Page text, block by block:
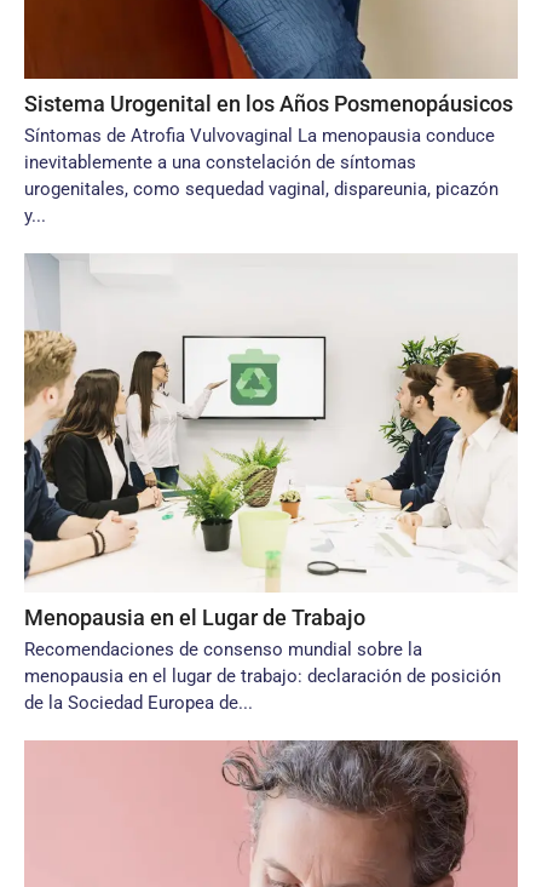
Sistema Urogenital en los Años Posmenopáusicos
Síntomas de Atrofia Vulvovaginal La menopausia conduce
inevitablemente a una constelación de síntomas
urogenitales, como sequedad vaginal, dispareunia, picazón
y...
Menopausia en el Lugar de Trabajo
Recomendaciones de consenso mundial sobre la
menopausia en el lugar de trabajo: declaración de posición
de la Sociedad Europea de...